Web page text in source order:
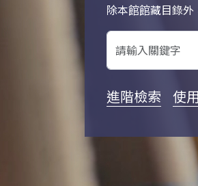
除本館館藏目錄外
關鍵字搜尋
進階檢索 使